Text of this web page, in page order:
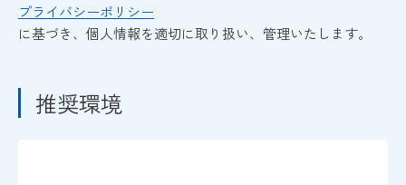
プライバシーポリシー
に基づき、個人情報を適切に取り扱い、管理いたします。
推奨環境